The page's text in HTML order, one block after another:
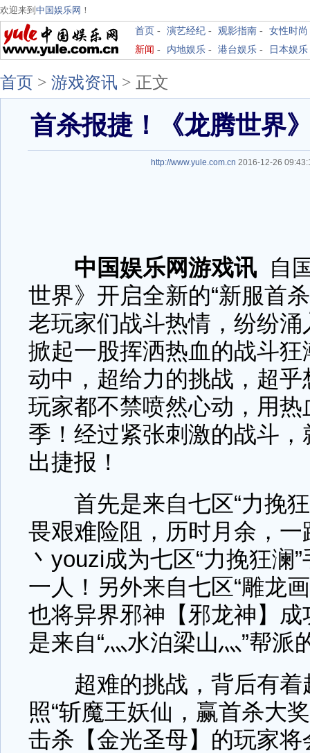
欢迎来到 中国娱乐网 ！
首页 - 演艺经纪 - 观影指南 - 女性时尚
新闻 - 内地娱乐 - 港台娱乐 - 日本娱乐
首页 > 游戏资讯 > 正文
首杀报捷！《龙腾世界
http://www.yule.com.cn 2016-12-26
中国娱乐网游戏讯
自
世界》开启全新的“新服首
老玩家们战斗热情，纷纷
掀起一股挥洒热血的战斗狂
动中，超给力的挑战，超
玩家都不禁喷然心动，用
季！经过紧张刺激的战斗
出捷报！
首先是来自七区“力挽狂
畏艰难险阻，历时月余，
丶youzi成为七区“力挽狂澜
一人！另外来自七区“雕龙
也将异界邪神【邪龙神】
是来自“灬水泊梁山灬”帮派
超难的挑战，背后有着
照“斩魔王妖仙，赢首杀大
击杀【金光圣母】的玩家